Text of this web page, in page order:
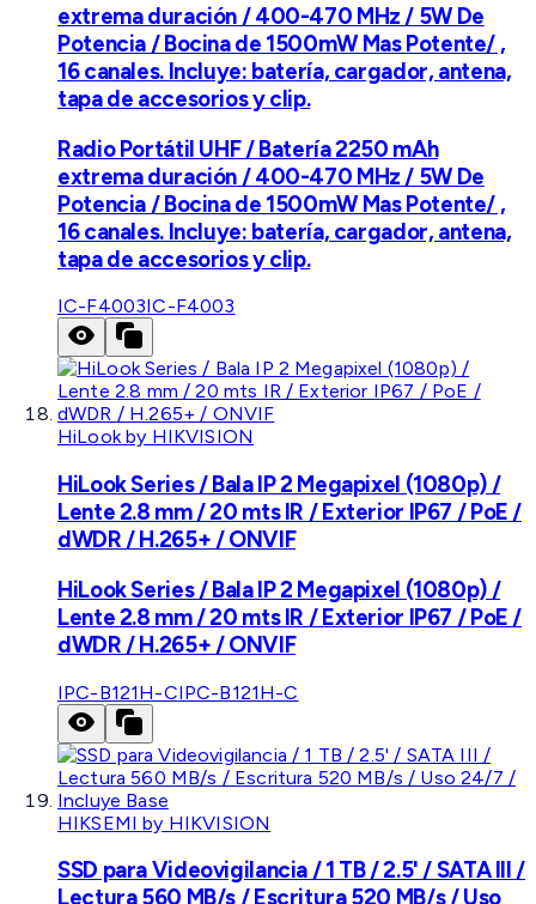
extrema duración / 400-470 MHz / 5W De
Potencia / Bocina de 1500mW Mas Potente/ ,
16 canales. Incluye: batería, cargador, antena,
tapa de accesorios y clip.
Radio Portátil UHF / Batería 2250 mAh
extrema duración / 400-470 MHz / 5W De
Potencia / Bocina de 1500mW Mas Potente/ ,
16 canales. Incluye: batería, cargador, antena,
tapa de accesorios y clip.
IC-F4003IC-F4003
HiLook by HIKVISION
HiLook Series / Bala IP 2 Megapixel (1080p) /
Lente 2.8 mm / 20 mts IR / Exterior IP67 / PoE /
dWDR / H.265+ / ONVIF
HiLook Series / Bala IP 2 Megapixel (1080p) /
Lente 2.8 mm / 20 mts IR / Exterior IP67 / PoE /
dWDR / H.265+ / ONVIF
IPC-B121H-CIPC-B121H-C
HIKSEMI by HIKVISION
SSD para Videovigilancia / 1 TB / 2.5' / SATA III /
Lectura 560 MB/s / Escritura 520 MB/s / Uso